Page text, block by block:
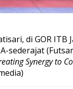
di GOR ITB
sederajat
Synergy to